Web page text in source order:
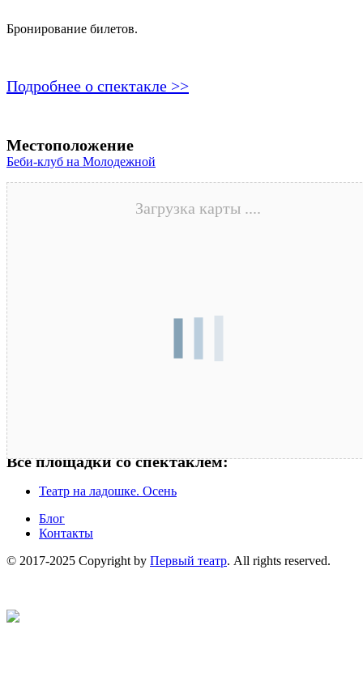
Бронирование билетов.
Подробнее о спектакле >>
Местоположение
Беби-клуб на Молодежной
Загрузка карты ....
Все площадки со спектаклем:
Театр на ладошке. Осень
Блог
Контакты
© 2017-2025 Copyright by Первый театр. All rights reserved.